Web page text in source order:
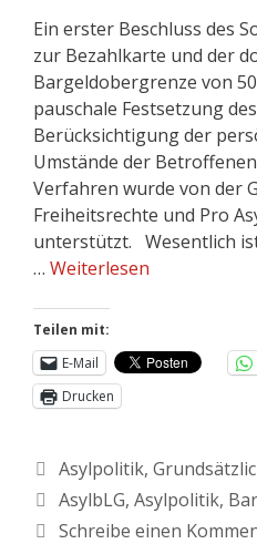
Ein erster Beschluss des
zur Bezahlkarte und der
Bargeldobergrenze von
pauschale Festsetzung
Berücksichtigung der
Umstände der
Verfahren wurde von der
Freiheitsrechte und Pro
unterstützt. Wesentlich
… Weiterlesen
Teilen mit:
E-Mail
Drucken
Asylpolitik,
AsylbLG, Asylpolitik,
Schreibe einen